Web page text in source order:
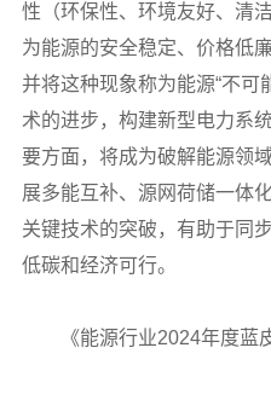
性（环保性、环境友好、清
为能源的安全稳定、价格低
并将这种现象称为能源“不可
术的进步，构建新型电力系
要方面，将成为破解能源领
展多能互补、源网荷储一体
关键技术的突破，有助于同
低碳和经济可行。
《能源行业2024年度蓝